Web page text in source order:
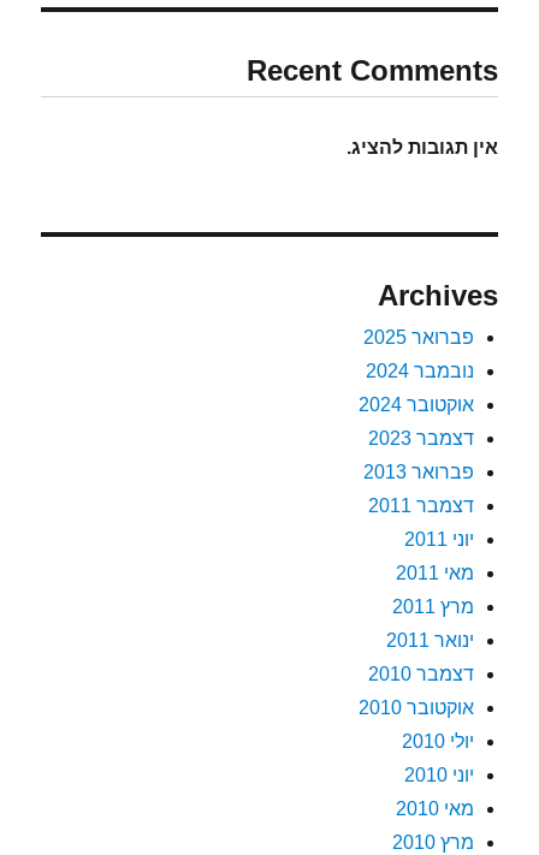
Recent Comments
אין תגובות להציג.
Archives
פברואר 2025
נובמבר 2024
אוקטובר 2024
דצמבר 2023
פברואר 2013
דצמבר 2011
יוני 2011
מאי 2011
מרץ 2011
ינואר 2011
דצמבר 2010
אוקטובר 2010
יולי 2010
יוני 2010
מאי 2010
מרץ 2010